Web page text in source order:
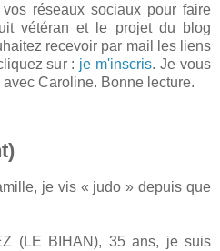
réseaux sociaux pour faire
vétéran et le projet du blog
recevoir par mail les liens
sur : je m'inscris. Je vous
Caroline. Bonne lecture.
je vis « judo » depuis que
(LE BIHAN), 35 ans, je suis